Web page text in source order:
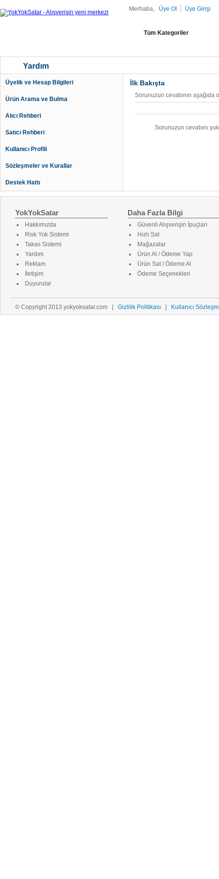
Merhaba, Üye Ol Üye Girişi
Tüm Kategoriler
Yardım
Üyelik ve Hesap Bilgileri
Ürün Arama ve Bulma
Alıcı Rehberi
Satıcı Rehberi
Kullanıcı Profili
Sözleşmeler ve Kurallar
Destek Hattı
İlk Bakışta
Sorunuzun cevabının aşağıda
Sorunuzun cevabını
YokYokSatar
Hakkımızda
Risk Yok Sistemi
Takas Sistemi
Yardım
Reklam
İletişim
Duyurular
Daha Fazla Bilgi
Güvenli Alışverişin İpuçları
Hızlı Sat
Mağazalar
Ürün Al / Ödeme Yap
Ürün Sat / Ödeme Al
Ödeme Seçenekleri
© Copyright 2013 yokyoksatar.com | Gizlilik Politikası Kullanıcı